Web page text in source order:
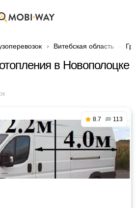
Витебская область
в Новополоцке
8.7 113